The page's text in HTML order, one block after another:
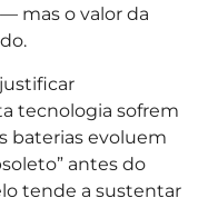
mas o valor da
tecnologia sofrem
baterias evoluem
antes do
tende a sustentar